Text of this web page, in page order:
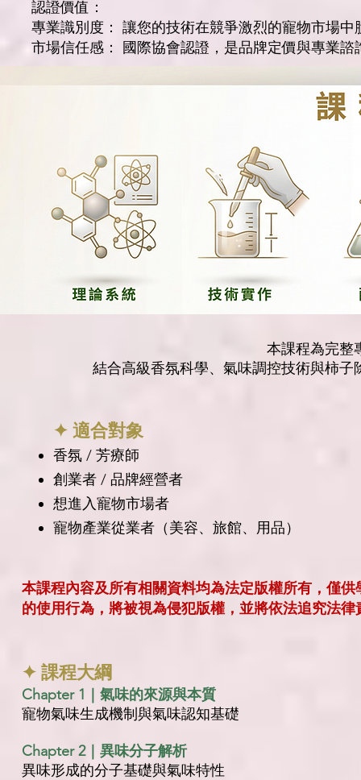
認證價值：
專業識別度： 讓您的技術在競爭激烈的寵物市場中
市場信任感： 國際協會認證，是品牌定價與專業諮
本課程為完整
結合高級香氛科學、氣味調控技術與柿
✦ 適合對象
香氛 / 芳療師
創業者 / 品牌經營者
想進入寵物市場者
寵物產業從業者（美容、旅館、用品）
本課程內容及所有相關資料均為法定版權所有，僅
的使用行為，將被視為侵犯版權，並將依法追究法
✦ 課程大綱
Chapter 1｜氣味的來源與本質
寵物氣味生成機制與氣味認知基礎
Chapter 2｜異味分子解析
異味形成的分子基礎與氣味特性